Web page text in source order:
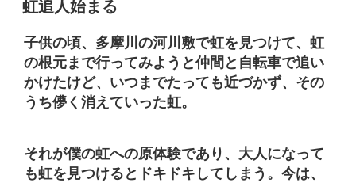
日:
虹追人始まる
子供の頃、多摩川の河川敷で虹を見つけて、虹
の根元まで行ってみようと仲間と自転車で追い
かけたけど、いつまでたっても近づかず、その
うち儚く消えていった虹。
それが僕の虹への原体験であり、大人になって
も虹を見つけるとドキドキしてしまう。今は、